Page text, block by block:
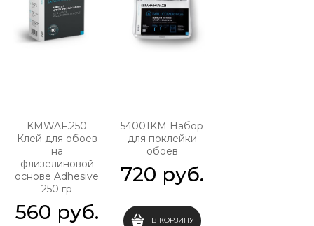
KMWAF.250
Клей для обоев
на
флизелиновой
основе Adhesive
250 гр
560 руб.
54001KM Набор
для поклейки
обоев
720 руб.
В КОРЗИНУ